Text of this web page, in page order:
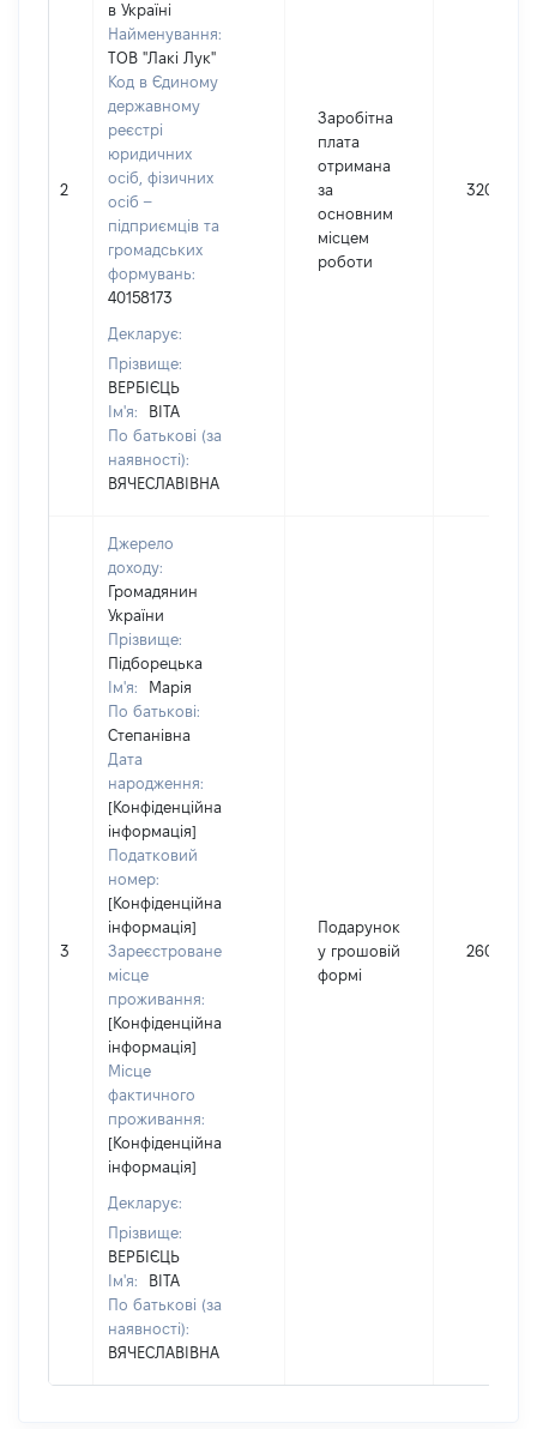
2
в Україні
Найменування:
ТОВ "Лакі Лук"
Код в Єдиному
державному
реєстрі
юридичних
осіб, фізичних
осіб –
підприємців та
громадських
формувань:
40158173
Декларує:
Прізвище:
ВЕРБІЄЦЬ
Ім'я:
ВІТА
По батькові (за
наявності):
ВЯЧЕСЛАВІВНА
Заробітна
плата
отримана
за
основним
місцем
роботи
32000
3
Джерело
доходу:
Громадянин
України
Прізвище:
Підборецька
Ім'я:
Марія
По батькові:
Степанівна
Дата
народження:
[Конфіденційна
інформація]
Податковий
номер:
[Конфіденційна
інформація]
Зареєстроване
місце
проживання:
[Конфіденційна
інформація]
Місце
фактичного
проживання:
[Конфіденційна
інформація]
Декларує:
Прізвище:
ВЕРБІЄЦЬ
Ім'я:
ВІТА
По батькові (за
наявності):
ВЯЧЕСЛАВІВНА
Подарунок
у грошовій
формі
26000